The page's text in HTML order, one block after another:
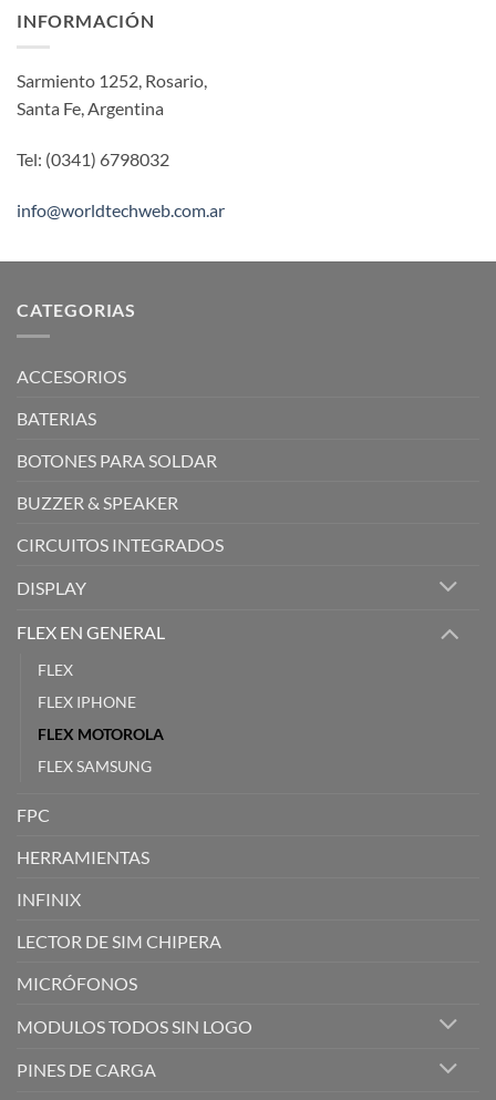
INFORMACIÓN
Sarmiento 1252, Rosario,
Santa Fe, Argentina
Tel: (0341) 6798032
info@worldtechweb.com.ar
CATEGORIAS
ACCESORIOS
BATERIAS
BOTONES PARA SOLDAR
BUZZER & SPEAKER
CIRCUITOS INTEGRADOS
DISPLAY
FLEX EN GENERAL
FLEX
FLEX IPHONE
FLEX MOTOROLA
FLEX SAMSUNG
FPC
HERRAMIENTAS
INFINIX
LECTOR DE SIM CHIPERA
MICRÓFONOS
MODULOS TODOS SIN LOGO
PINES DE CARGA